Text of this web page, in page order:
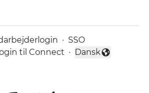
· SSO
til Connect ·
Skift sprog
Dansk